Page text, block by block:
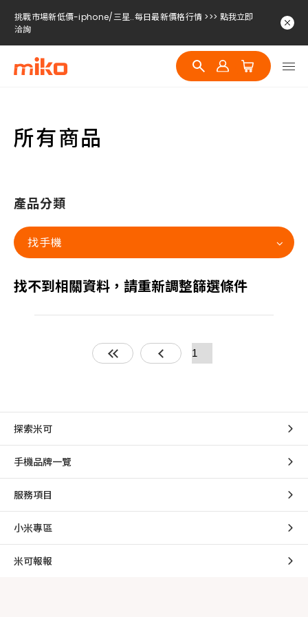
挑戰市場新低價-iphone/三星..每日最新價格行情 >>> 點我立即
洽詢
挑戰市場新低價-iphone/三星..每日最新價格行情 >>> 點我立即
洽詢
挑戰市場新低價-iphone/三星..每日最新價格行情 >>> 點我立即
所有商品
產品分類
找手機
找不到相關資料，請重新調整篩選條件
探索米可
手機品牌一覽
服務項目
小米專區
米可報報